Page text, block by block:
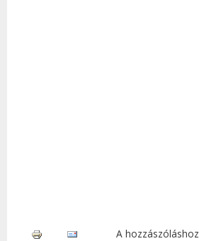
A hozzászóláshoz